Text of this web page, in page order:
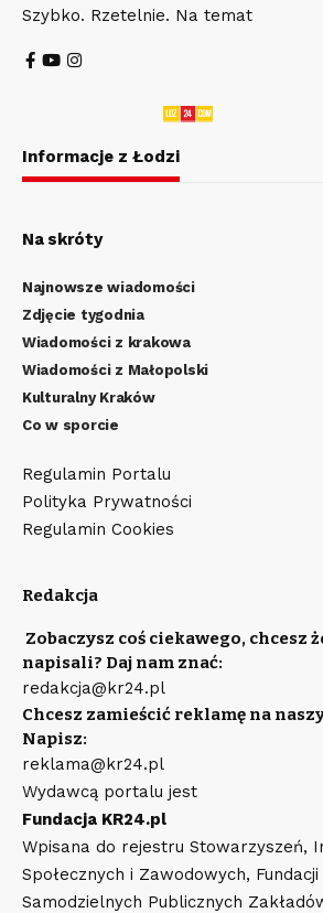
Szybko. Rzetelnie. Na temat
Informacje z Łodzi
Na skróty
Najnowsze wiadomości
Zdjęcie tygodnia
Wiadomości z krakowa
Wiadomości z Małopolski
Kulturalny Kraków
Co w sporcie
Regulamin Portalu
Polityka Prywatności
Regulamin Cookies
Redakcja
Zobaczysz coś ciekawego, chcesz
napisali? Daj nam znać:
redakcja@kr24.pl
Chcesz zamieścić reklamę na
Napisz:
reklama@kr24.pl
Wydawcą portalu jest
Fundacja KR24.pl
Wpisana do rejestru Stowarzyszeń,
Społecznych i Zawodowych, Fundacji
Samodzielnych Publicznych